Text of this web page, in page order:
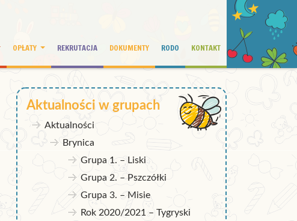
OPŁATY REKRUTACJA DOKUMENTY RODO KONTAKT
Aktualności w grupach
Aktualności
Brynica
Grupa 1. – Liski
Grupa 2. – Pszczółki
Grupa 3. – Misie
Rok 2020/2021 – Tygryski